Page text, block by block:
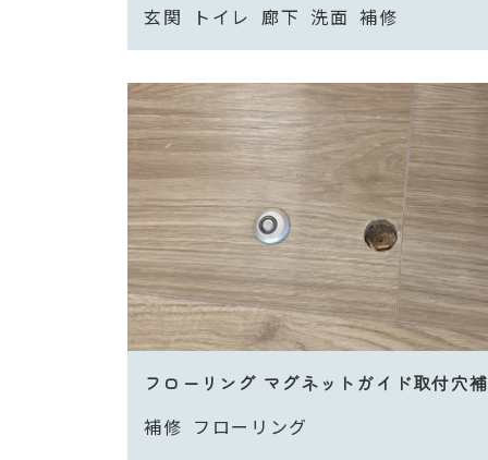
玄関
トイレ 廊下 洗面 補修
フローリング マグネットガイド取付穴
補修 フローリング